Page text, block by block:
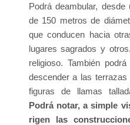
Podrá deambular,
de 150 metros de
que conducen hacia
lugares sagrados y
religioso. También
descender a las
figuras de llamas
Podrá notar, a simple
rigen las